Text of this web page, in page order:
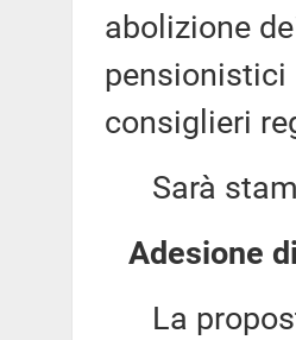
abolizione
pensionistici
consiglieri
Sarà
Adesione
La